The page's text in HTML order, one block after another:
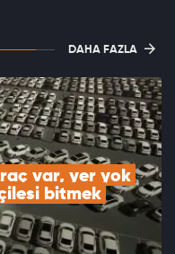
DAHA FAZLA
var, yer yok
bitmek